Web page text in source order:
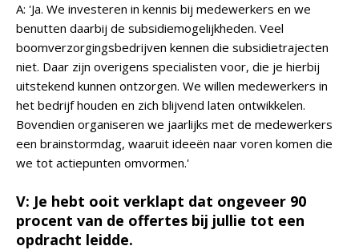
A: 'Ja. We investeren in kennis bij medewerkers en we
benutten daarbij de subsidiemogelijkheden. Veel
boomverzorgingsbedrijven kennen die subsidietrajecten
niet. Daar zijn overigens specialisten voor, die je hierbij
uitstekend kunnen ontzorgen. We willen medewerkers in
het bedrijf houden en zich blijvend laten ontwikkelen.
Bovendien organiseren we jaarlijks met de medewerkers
een brainstormdag, waaruit ideeën naar voren komen die
we tot actiepunten omvormen.'
V: Je hebt ooit verklapt dat ongeveer 90
procent van de offertes bij jullie tot een
opdracht leidde.